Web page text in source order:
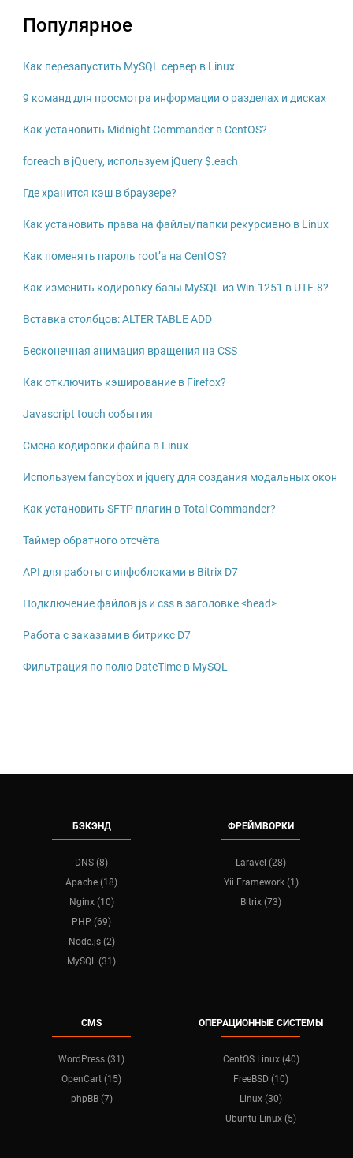
Популярное
Как перезапустить MySQL сервер в Linux
9 команд для просмотра информации о разделах и дисках
Как установить Midnight Commander в CentOS?
foreach в jQuery, используем jQuery $.each
Где хранится кэш в браузере?
Как установить права на файлы/папки рекурсивно в Linux
Как поменять пароль root’а на CentOS?
Как изменить кодировку базы MySQL из Win-1251 в UTF-8?
Вставка столбцов: ALTER TABLE ADD
Бесконечная анимация вращения на CSS
Как отключить кэширование в Firefox?
Javascript touch события
Смена кодировки файла в Linux
Используем fancybox и jquery для создания модальных окон
Как установить SFTP плагин в Total Commander?
Таймер обратного отсчёта
API для работы с инфоблоками в Bitrix D7
Подключение файлов js и css в заголовке <head>
Работа с заказами в битрикс D7
Фильтрация по полю DateTime в MySQL
БЭКЭНД
DNS (8)
Apache (18)
Nginx (10)
PHP (69)
Node.js (2)
MySQL (31)
ФРЕЙМВОРКИ
Laravel (28)
Yii Framework (1)
Bitrix (73)
CMS
WordPress (31)
OpenCart (15)
phpBB (7)
ОПЕРАЦИОННЫЕ СИСТЕМЫ
CentOS Linux (40)
FreeBSD (10)
Linux (30)
Ubuntu Linux (5)